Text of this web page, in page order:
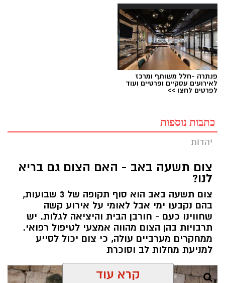
פנתרה -חלל משותף ומרכז
לאירועים עסקיים ופרטיים ועוד
לפרטים לחצו >>
כתבות נוספות
יהדות
צום תשעה באב - האם הצום גם בריא
לנו?
צום תשעה באב הוא סוף תקופה של 3 שבועות,
בהם נקבעו ימי אבל לאומי על אירוע קשה
שחווינו כעם - חורבן הבית והיציאה לגלות. יש
תרבויות בהן הצום מהווה אמצעי לטיפול רפואי.
ממחקרים מערביים עולה, כי צום יכול לסייע
למניעת מחלות לב וסוכרת
קרא עוד